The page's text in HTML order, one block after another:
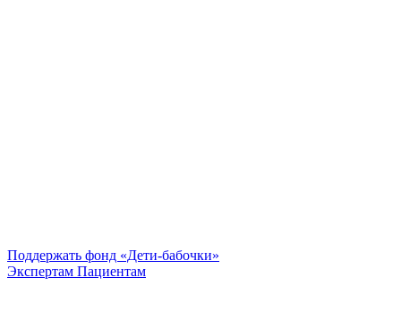
Поддержать фонд «Дети-бабочки»
Экспертам Пациентам